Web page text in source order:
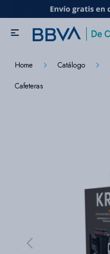

Home Catálogo
Cafeteras